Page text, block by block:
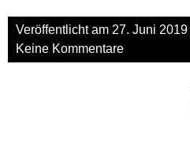
Veröffentlicht am 27. Juni 2019
Keine Kommentare